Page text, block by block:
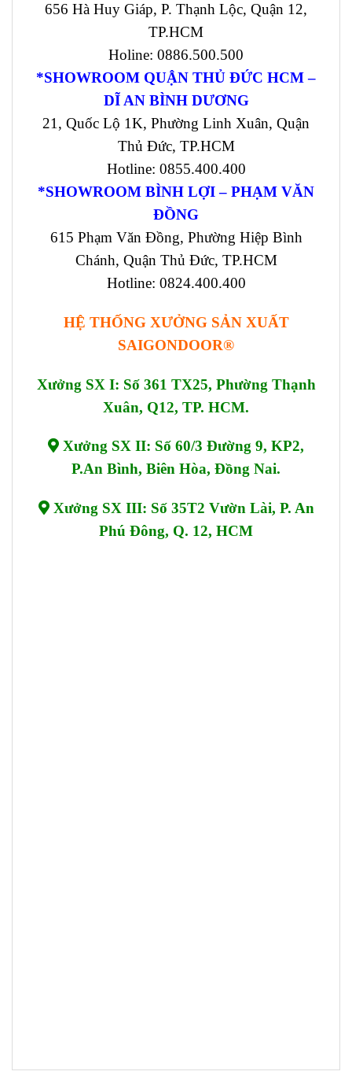
656 Hà Huy Giáp, P. Thạnh Lộc, Quận 12,
TP.HCM
Holine: 0886.500.500
*SHOWROOM QUẬN THỦ ĐỨC HCM –
DĨ AN BÌNH DƯƠNG
21, Quốc Lộ 1K, Phường Linh Xuân, Quận
Thủ Đức, TP.HCM
Hotline: 0855.400.400
*SHOWROOM BÌNH LỢI – PHẠM VĂN
ĐỒNG
615 Phạm Văn Đồng, Phường Hiệp Bình
Chánh, Quận Thủ Đức, TP.HCM
Hotline: 0824.400.400
HỆ THỐNG XƯỞNG SẢN XUẤT
SAIGONDOOR®
Xưởng SX I: Số 361 TX25, Phường Thạnh
Xuân, Q12, TP. HCM.
Xưởng SX II: Số 60/3 Đường 9, KP2,
P.An Bình, Biên Hòa, Đồng Nai.
Xưởng SX III: Số 35T2 Vườn Lài, P. An
Phú Đông, Q. 12, HCM